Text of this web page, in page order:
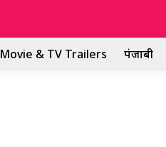
Movie & TV Trailers पंजाबी